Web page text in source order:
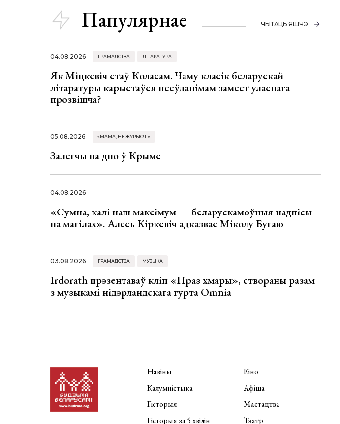
Папулярнае ЧЫТАЦЬ ЯШЧЭ
04.08.2026 ГРАМАДСТВА ЛІТАРАТУРА
Як Міцкевіч стаў Коласам. Чаму класік беларускай
літаратуры карыстаўся псеўданімам замест уласнага
прозвішча?
05.08.2026 «МАМА, НЕ ЖУРЫСЯ!»
Залегчы на дно ў Крыме
04.08.2026
«Сумна, калі наш максімум — беларускамоўныя надпісы
на магілах». Алесь Кіркевіч адказвае Міколу Бугаю
03.08.2026 ГРАМАДСТВА МУЗЫКА
Irdorath прэзентаваў кліп «Праз хмары», створаны разам
з музыкамі нідэрландскага гурта Omnia
Навіны
Калумністыка
Гісторыя
Гісторыя за 5 хвілін
Кіно
Афіша
Мастацтва
Тэатр